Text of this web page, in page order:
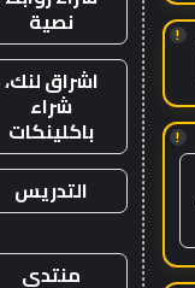
!
!
نصية
اشراق لنك،
شراء
باكلينكات
التدريس
منتدى